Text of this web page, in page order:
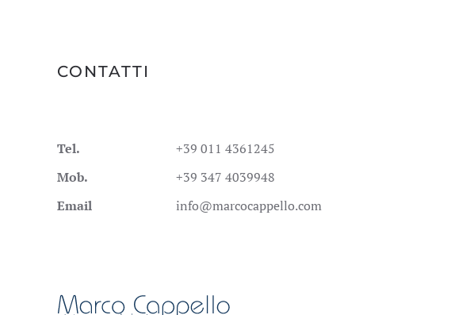
CONTATTI
Tel.
+39 011 4361245
Mob.
+39 347 4039948
Email
info@marcocappello.com